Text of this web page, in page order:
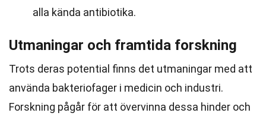
alla kända antibiotika.
Utmaningar och framtida forskning
Trots deras potential finns det utmaningar med att
använda bakteriofager i medicin och industri.
Forskning pågår för att övervinna dessa hinder och